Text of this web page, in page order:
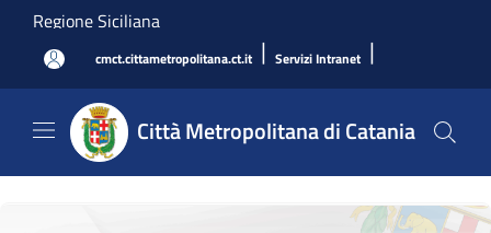
Salta al contenuto principale
Regione Siciliana
cmct.cittametropolitana.ct.it | Servizi Intranet |
Città Metropolitana di Catania